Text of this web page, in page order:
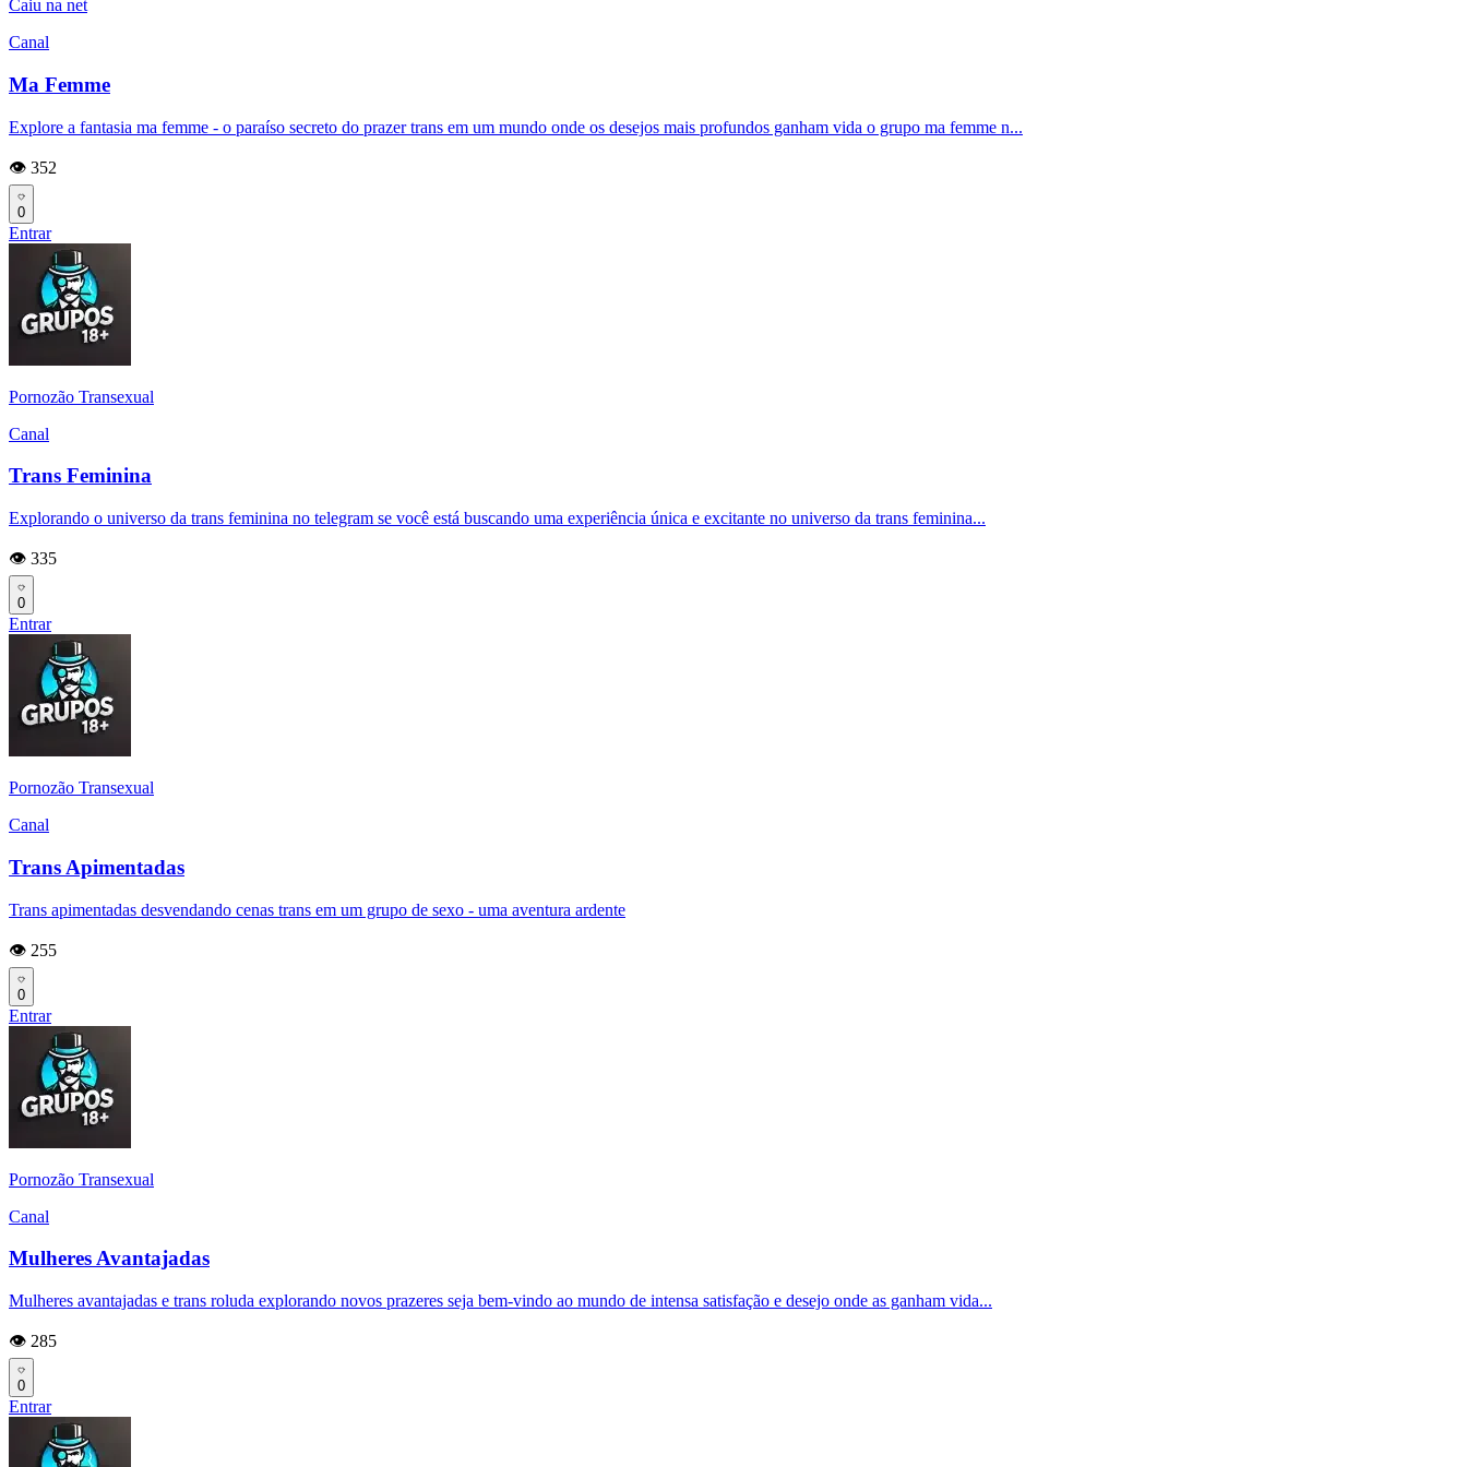
Caiu na net
Canal
Ma Femme
Explore a fantasia ma femme - o paraíso secreto do prazer trans em um mundo onde os desejos mais profundos ganham vida o grupo ma femme n...
👁️ 352
0
Entrar
Pornozão Transexual
Canal
Trans Feminina
Explorando o universo da trans feminina no telegram se você está buscando uma experiência única e excitante no universo da trans feminina...
👁️ 335
0
Entrar
Pornozão Transexual
Canal
Trans Apimentadas
Trans apimentadas desvendando cenas trans em um grupo de sexo - uma aventura ardente
👁️ 255
0
Entrar
Pornozão Transexual
Canal
Mulheres Avantajadas
Mulheres avantajadas e trans roluda explorando novos prazeres seja bem-vindo ao mundo de intensa satisfação e desejo onde as ganham vida...
👁️ 285
0
Entrar